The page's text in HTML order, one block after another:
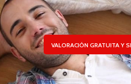
VALORACIÓN GRATUITA Y